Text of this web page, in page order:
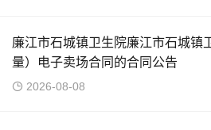
廉江市石城镇卫生院廉江市石城镇
量）电子卖场合同的合同公告
2026-08-08